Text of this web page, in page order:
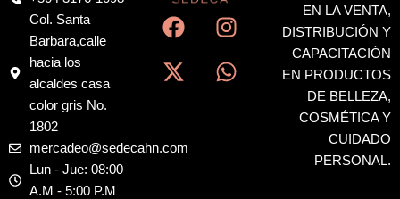
Col. Santa
Barbara,calle
hacia los
alcaldes casa
color gris No.
1802
mercadeo@sedecahn.com
Lun - Jue: 08:00
A.M - 5:00 P.M
F
a
c
e
o
I
n
s
t
X
-
t
w
t
W
h
a
t
EN LA VENTA,
DISTRIBUCIÓN Y
CAPACITACIÓN
EN PRODUCTOS
DE BELLEZA,
COSMÉTICA Y
CUIDADO
PERSONAL.